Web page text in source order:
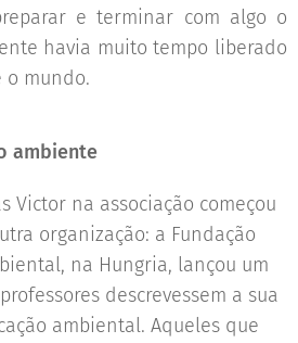
e terminar com algo o
havia muito tempo liberado
o mundo.
ambiente
Victor na associação começou
organização: a Fundação
na Hungria, lançou um
descrevessem a sua
ambiental. Aqueles que